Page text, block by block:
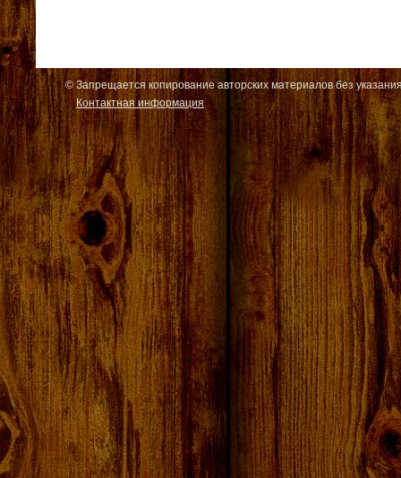
© Запрещается копирование авторских материалов без
Контактная информация